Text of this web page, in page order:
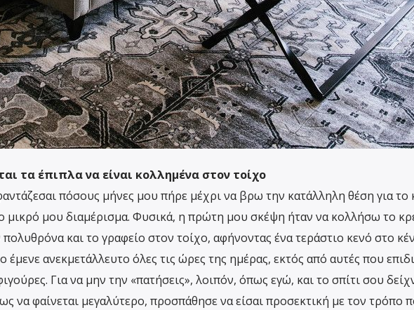
τα έπιπλα να είναι κολλημένα στον τοίχο
πόσους μήνες μου πήρε μέχρι να βρω την κατάλληλη θέση για το
μικρό μου διαμέρισμα. Φυσικά, η πρώτη μου σκέψη ήταν να κολλήσω το
και το γραφείο στον τοίχο, αφήνοντας ένα τεράστιο κενό στο
έμενε ανεκμετάλλευτο όλες τις ώρες της ημέρας, εκτός από αυτές που
Για να μην την «πατήσεις», λοιπόν, όπως εγώ, και το σπίτι σου
να φαίνεται μεγαλύτερο, προσπάθησε να είσαι προσεκτική με τον τρόπο